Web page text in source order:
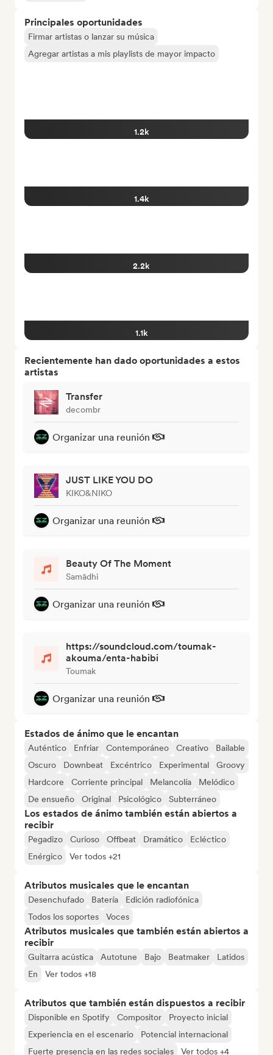
Principales oportunidades
Firmar artistas o lanzar su música
Agregar artistas a mis playlists de mayor impacto
1.2k
1.4k
2.2k
1.1k
Recientemente han dado oportunidades a estos
artistas
Transfer
decombr
Organizar una reunión
JUST LIKE YOU DO
KIKO&NIKO
Organizar una reunión
Beauty Of The Moment
Samādhi
Organizar una reunión
https://soundcloud.com/toumak-
akouma/enta-habibi
Toumak
Organizar una reunión
Estados de ánimo que le encantan
Auténtico Enfriar Contemporáneo Creativo
Bailable
Oscuro
Downbeat Excéntrico Experimental
Groovy
Hardcore
Corriente principal Melancolía
Melódico
De ensueño
Original Psicológico Subterráneo
Los estados de ánimo también están abiertos a
recibir
Pegadizo Curioso Offbeat Dramático
Ecléctico
Enérgico
Ver todos +21
Atributos musicales que le encantan
Desenchufado Batería
Edición radiofónica
Todos los soportes
Voces
Atributos musicales que también están abiertos a
recibir
Guitarra acústica Autotune Bajo Beatmaker
Latidos
En
Ver todos +18
Atributos que también están dispuestos a recibir
Disponible en Spotify Compositor
Proyecto inicial
Experiencia en el escenario
Potencial internacional
Fuerte presencia en las redes sociales
Ver todos +4